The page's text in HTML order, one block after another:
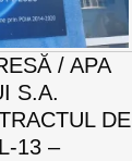
/ APA
S.A.
DE
13 –